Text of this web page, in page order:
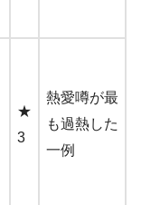
★
3
熱愛噂が最
も過熱した
一例